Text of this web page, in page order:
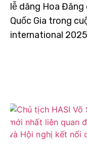
lễ dâng Hoa
Quốc Gia trong
international